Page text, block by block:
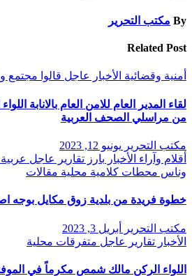
By مكتب التحرير
Related Post
أمنية وقضائية الأخبار عاجل قالوا مجتمع
لقاء المدير العام للامن العام بالانابة
من مراسلي الصحف العربية
مكتب التحرير يونيو 12, 2023
أقلام وآراء الأخبار بارز تقارير عاجل عربية
وناس محطات كلامية محلية مقالات
خطوة فريدة من بلدية زوق مكايل بوجه
مكتب التحرير
أبريل 3, 2023
الأخبار تقارير عاجل متفرقات محلية
اللواء الركن مالك شمص مكرماً في